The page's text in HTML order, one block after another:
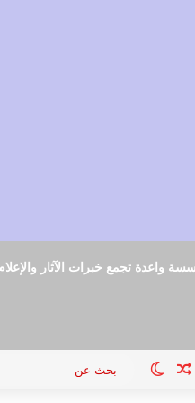
واعدة تجمع خبرات الآثار
الدخول
مقال عشوائي
الوضع المظلم